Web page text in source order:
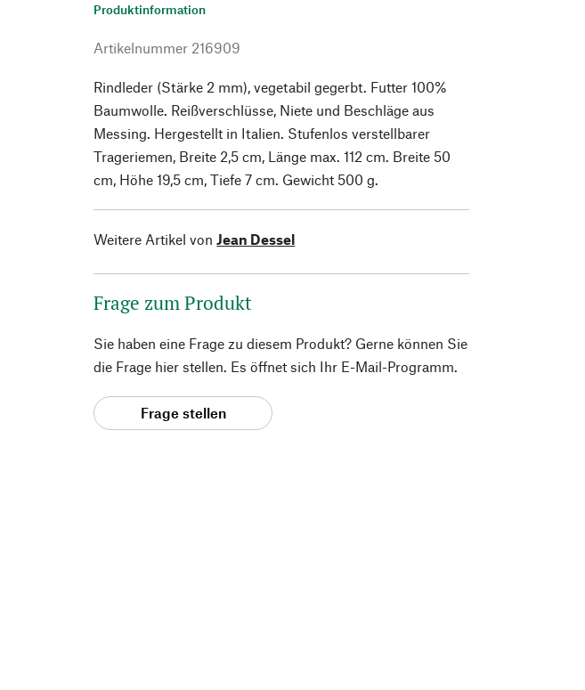
Produktinformation
Artikelnummer 216909
Rindleder (Stärke 2 mm), vegetabil gegerbt. Futter 100%
Baumwolle. Reißverschlüsse, Niete und Beschläge aus
Messing. Hergestellt in Italien. Stufenlos verstellbarer
Trageriemen, Breite 2,5 cm, Länge max. 112 cm. Breite 50
cm, Höhe 19,5 cm, Tiefe 7 cm. Gewicht 500 g.
Weitere Artikel von Jean Dessel
Frage zum Produkt
Sie haben eine Frage zu diesem Produkt? Gerne können Sie
die Frage hier stellen. Es öffnet sich Ihr E-Mail-Programm.
Frage stellen